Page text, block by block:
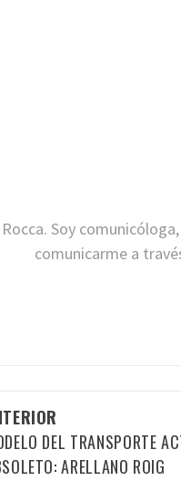
Rocca. Soy
comunicarme a
DEL TRANSPORTE
ARELLANO ROIG